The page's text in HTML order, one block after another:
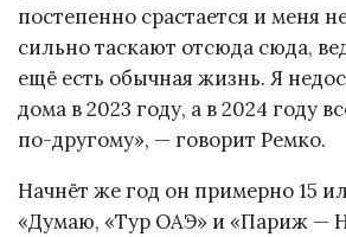
постепенно срастается и меня
сильно таскают отсюда сюда,
ещё есть обычная жизнь. Я
дома в 2023 году, а в 2024 году
по-другому», — говорит Ремко.
Начнёт же год он примерно 15
«Думаю, «Тур ОАЭ» и «Париж —